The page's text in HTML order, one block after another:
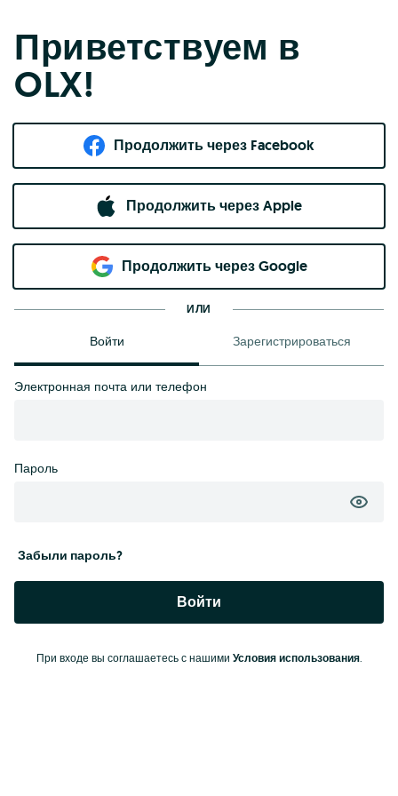
Приветствуем в
OLX!
Продолжить через Facebook
Продолжить через Apple
Продолжить через Google
ИЛИ
Войти Зарегистрироваться
Электронная почта или телефон
Пароль
Забыли пароль?
Войти
При входе вы соглашаетесь с нашими Условия использования.